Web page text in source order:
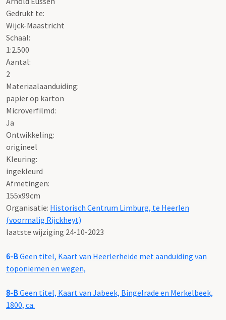
Gedrukt te:
Wijck-Maastricht
Schaal:
1:2.500
Aantal:
2
Materiaalaanduiding:
papier op karton
Microverfilmd:
Ja
Ontwikkeling:
origineel
Kleuring:
ingekleurd
Afmetingen:
155x99cm
Organisatie: Historisch Centrum Limburg, te Heerlen
(voormalig Rijckheyt)
laatste wijziging 24-10-2023
6-BGeen titel, Kaart van Heerlerheide met aanduiding van
toponiemen en wegen,
8-BGeen titel, Kaart van Jabeek, Bingelrade en Merkelbeek,
1800, ca.